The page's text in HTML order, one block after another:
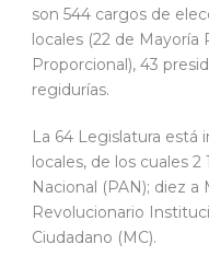
son 544 cargos de
locales (22 de Mayoría
Proporcional), 43
regidurías.
La 64 Legislatura está
locales, de los cuales
Nacional (PAN); diez
Revolucionario
Ciudadano (MC).